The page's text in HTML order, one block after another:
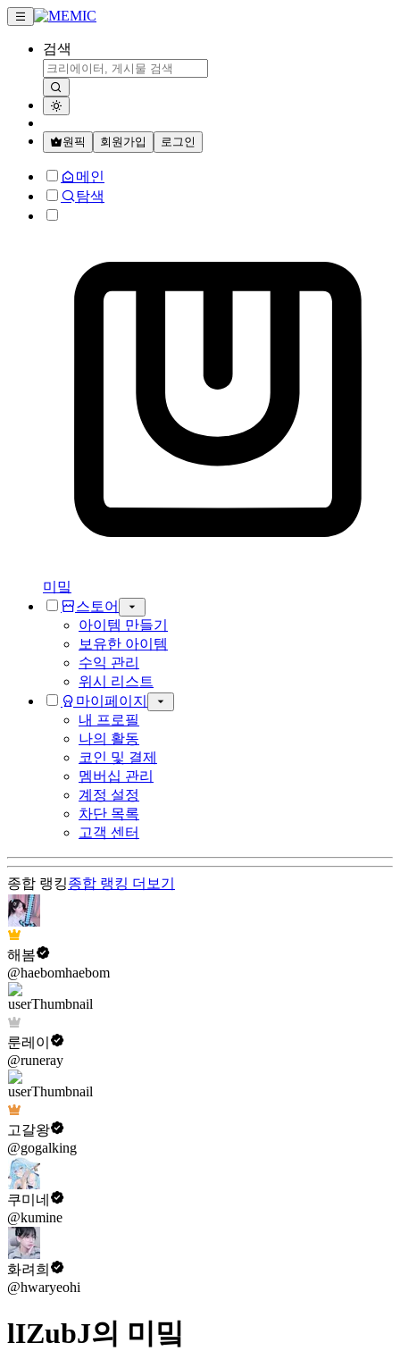
검색
원픽 회원가입 로그인
메인
탐색
미밐
스토어
아이템 만들기
보유한 아이템
수익 관리
위시 리스트
마이페이지
내 프로필
나의 활동
코인 및 결제
멤버십 관리
계정 설정
차단 목록
고객 센터
종합 랭킹종합 랭킹 더보기
해봄
@haebomhaebom
룬레이
@runeray
고갈왕
@gogalking
쿠미네
@kumine
화려희
@hwaryeohi
lIZubJ의 미밐